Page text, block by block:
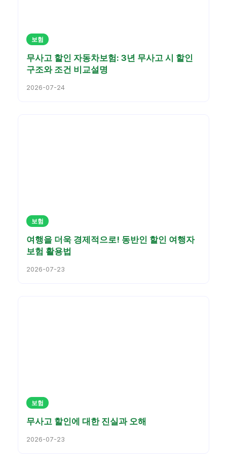
보험
무사고 할인 자동차보험: 3년 무사고 시 할인
구조와 조건 비교설명
2026-07-24
보험
여행을 더욱 경제적으로! 동반인 할인 여행자
보험 활용법
2026-07-23
보험
무사고 할인에 대한 진실과 오해
2026-07-23